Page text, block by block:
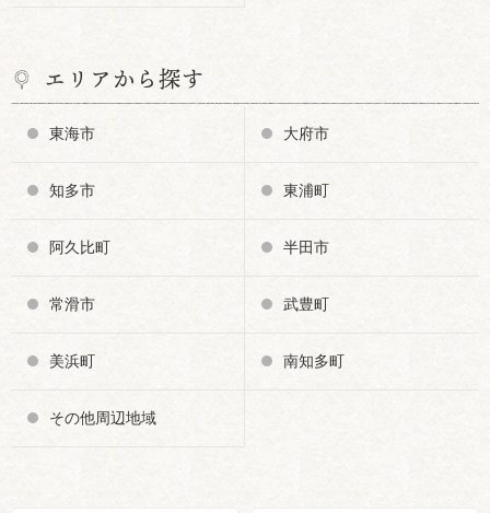
エリアから探す
東海市 大府市
知多市 東浦町
阿久比町 半田市
常滑市 武豊町
美浜町 南知多町
その他周辺地域